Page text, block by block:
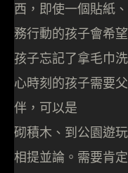
西，即使一個貼紙
務行動的孩子會希
孩子忘記了拿毛巾
心時刻的孩子需要
伴，可以是
砌積木、到公園遊
相提並論。需要肯